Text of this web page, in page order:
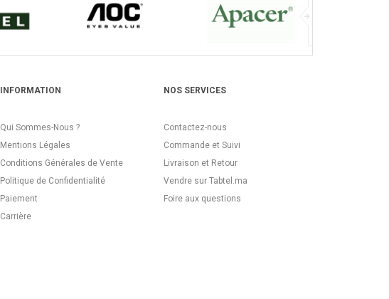
INFORMATION
Qui Sommes-Nous ?
Mentions Légales
Conditions Générales de Vente
Politique de Confidentialité
Paiement
Carrière
NOS SERVICES
Contactez-nous
Commande et Suivi
Livraison et Retour
Vendre sur Tabtel.ma
Foire aux questions